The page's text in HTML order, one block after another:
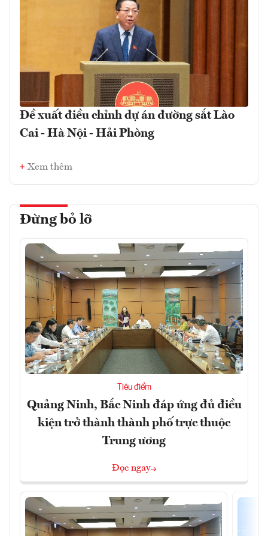
Đề xuất điều chỉnh dự án đường sắt Lào
Cai - Hà Nội - Hải Phòng
Xem thêm
Đừng bỏ lỡ
Tiêu điểm
Quảng Ninh, Bắc Ninh đáp ứng đủ điều
kiện trở thành thành phố trực thuộc
Trung ương
Đọc ngay